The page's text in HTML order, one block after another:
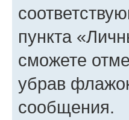
пункта
сможете
убрав
сообщения.